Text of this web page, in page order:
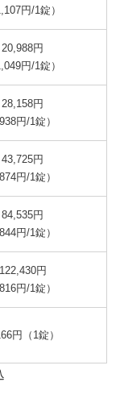
円/1錠）
20,988円
円/1錠）
28,158円
938円/1錠）
43,725円
874円/1錠）
84,535円
844円/1錠）
122,430円
816円/1錠）
円（1錠）